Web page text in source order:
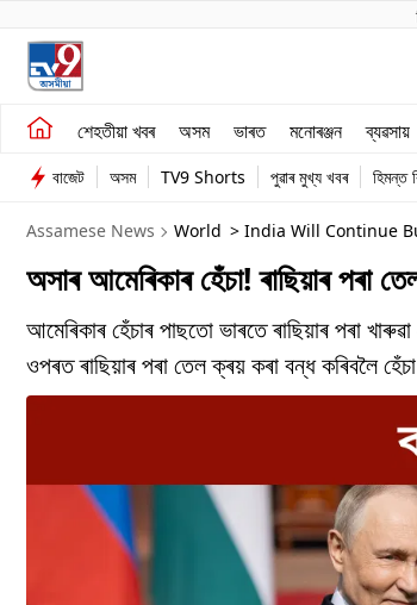
শেহতীয়া খবৰ অসম ভাৰত মনোৰঞ্জন ব্যৱসায়
শেহতীয়া খবৰ
অসম
ভাৰত
ব্যৱসায়
বাজেট অসম TV9 Shorts পুৱাৰ মুখ্য খবৰ হিমন্ত
Assamese News World > India Will Continue
অসাৰ আমেৰিকাৰ হেঁচা! ৰাছিয়াৰ পৰা
আমেৰিকাৰ হেঁচাৰ পাছতো ভাৰতে ৰাছিয়াৰ পৰা
ওপৰত ৰাছিয়াৰ পৰা তেল ক্ৰয় কৰা বন্ধ কৰিবলৈ